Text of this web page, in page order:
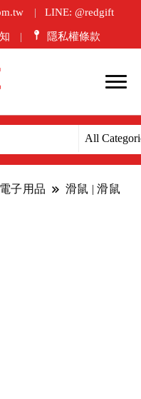
LINE: @redgift
隱私權條款
子用品
滑鼠 | 滑鼠